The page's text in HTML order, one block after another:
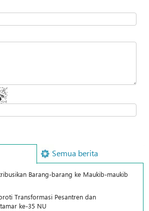
Semua berita
Barang-barang ke Maukib-maukib
Transformasi Pesantren dan
ke-35 NU